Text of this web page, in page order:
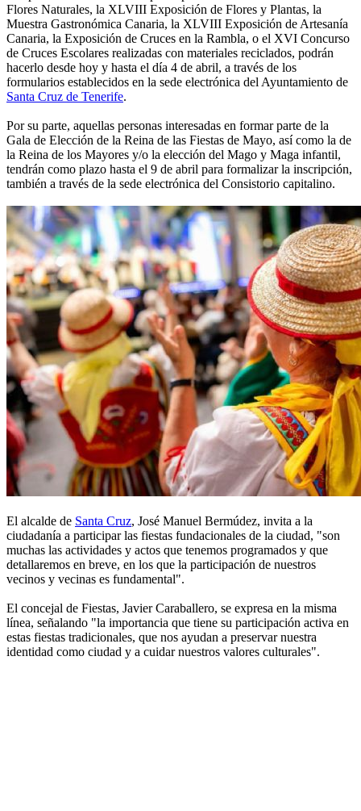
Flores Naturales, la XLVIII Exposición de Flores y Plantas, la
Muestra Gastronómica Canaria, la XLVIII Exposición de Artesanía
Canaria, la Exposición de Cruces en la Rambla, o el XVI Concurso
de Cruces Escolares realizadas con materiales reciclados, podrán
hacerlo desde hoy y hasta el día 4 de abril, a través de los
formularios establecidos en la sede electrónica del Ayuntamiento de
Santa Cruz de Tenerife.
Por su parte, aquellas personas interesadas en formar parte de la
Gala de Elección de la Reina de las Fiestas de Mayo, así como la de
la Reina de los Mayores y/o la elección del Mago y Maga infantil,
tendrán como plazo hasta el 9 de abril para formalizar la inscripción,
también a través de la sede electrónica del Consistorio capitalino.
El alcalde de Santa Cruz, José Manuel Bermúdez, invita a la
ciudadanía a participar las fiestas fundacionales de la ciudad, "son
muchas las actividades y actos que tenemos programados y que
detallaremos en breve, en los que la participación de nuestros
vecinos y vecinas es fundamental".
El concejal de Fiestas, Javier Caraballero, se expresa en la misma
línea, señalando "la importancia que tiene su participación activa en
estas fiestas tradicionales, que nos ayudan a preservar nuestra
identidad como ciudad y a cuidar nuestros valores culturales".